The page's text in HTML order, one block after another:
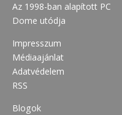
Az 1998-ban alapított PC
Dome utódja
Impresszum
Médiaajánlat
Adatvédelem
RSS
Blogok